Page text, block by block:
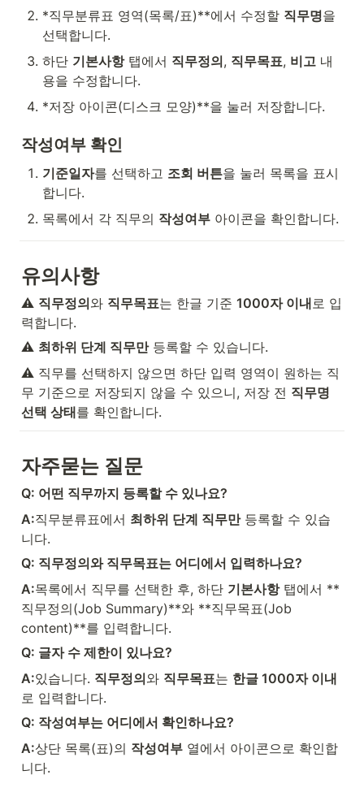
*직무분류표 영역(목록/표)**에서 수정할 직무명을
선택합니다.
하단 기본사항 탭에서 직무정의, 직무목표, 비고 내
용을 수정합니다.
*저장 아이콘(디스크 모양)**을 눌러 저장합니다.
작성여부 확인
기준일자를 선택하고 조회 버튼을 눌러 목록을 표시
합니다.
목록에서 각 직무의 작성여부 아이콘을 확인합니다.
유의사항
⚠️ 직무정의와 직무목표는 한글 기준 1000자 이내로 입
력합니다.
⚠️ 최하위 단계 직무만 등록할 수 있습니다.
⚠️ 직무를 선택하지 않으면 하단 입력 영역이 원하는 직
무 기준으로 저장되지 않을 수 있으니, 저장 전 직무명
선택 상태를 확인합니다.
자주묻는 질문
Q: 어떤 직무까지 등록할 수 있나요?
A:직무분류표에서 최하위 단계 직무만 등록할 수 있습
니다.
Q: 직무정의와 직무목표는 어디에서 입력하나요?
A:목록에서 직무를 선택한 후, 하단 기본사항 탭에서 **
직무정의(Job Summary)**와 **직무목표(Job
content)**를 입력합니다.
Q: 글자 수 제한이 있나요?
A:있습니다. 직무정의와 직무목표는 한글 1000자 이내
로 입력합니다.
Q: 작성여부는 어디에서 확인하나요?
A:상단 목록(표)의 작성여부 열에서 아이콘으로 확인합
니다.